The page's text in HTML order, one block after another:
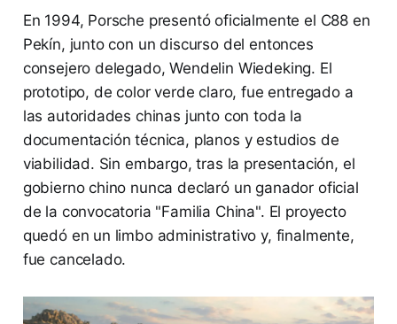
En 1994, Porsche presentó oficialmente el C88 en
Pekín, junto con un discurso del entonces
consejero delegado, Wendelin Wiedeking. El
prototipo, de color verde claro, fue entregado a
las autoridades chinas junto con toda la
documentación técnica, planos y estudios de
viabilidad. Sin embargo, tras la presentación, el
gobierno chino nunca declaró un ganador oficial
de la convocatoria "Familia China". El proyecto
quedó en un limbo administrativo y, finalmente,
fue cancelado.